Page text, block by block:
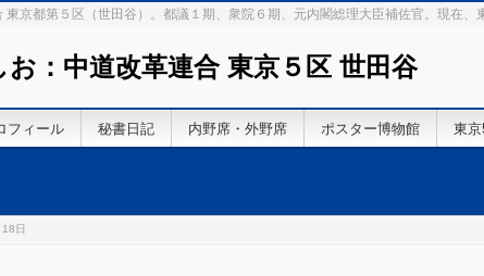
京都第５区（世田谷）。都議１期、衆院６期、元内閣総理大臣補佐官。現在、
：中道改革連合 東京５区 世田谷
フィール 秘書日記 内野席・外野席 ポスター博物館 東
日